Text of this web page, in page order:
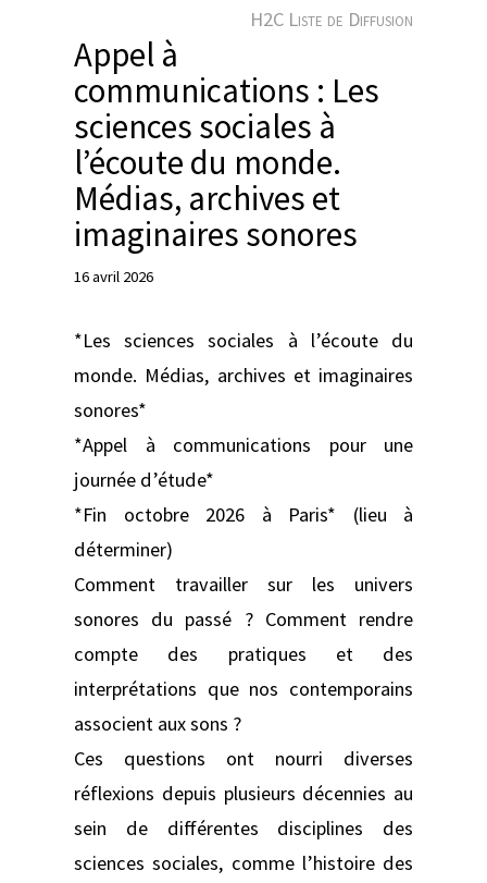
H2C Liste de Diffusion
Appel à
communications : Les
sciences sociales à
l’écoute du monde.
Médias, archives et
imaginaires sonores
16 avril 2026
*Les sciences sociales à l’écoute du
monde. Médias, archives et imaginaires
sonores*
*Appel à communications pour une
journée d’étude*
*Fin octobre 2026 à Paris* (lieu à
déterminer)
Comment travailler sur les univers
sonores du passé ? Comment rendre
compte des pratiques et des
interprétations que nos contemporains
associent aux sons ?
Ces questions ont nourri diverses
réflexions depuis plusieurs décennies au
sein de différentes disciplines des
sciences sociales, comme l’histoire des